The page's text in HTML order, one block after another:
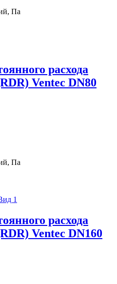
Па
расхода
Ventec DN80
Па
расхода
Ventec DN160